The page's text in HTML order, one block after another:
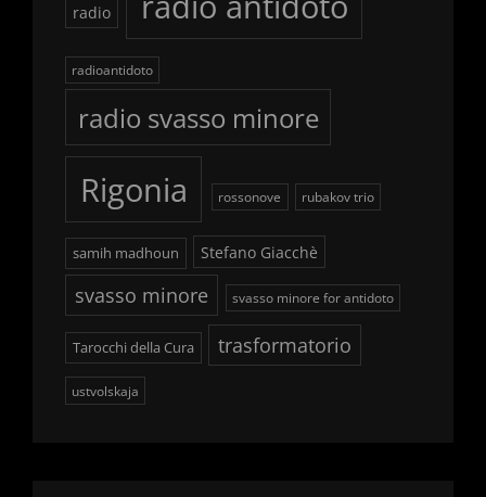
radio
radioantidoto
radio svasso minore
Rigonia rossonove rubakov trio
samih madhoun Stefano Giacchè
svasso minore svasso minore for antidoto
Tarocchi della Cura trasformatorio
ustvolskaja